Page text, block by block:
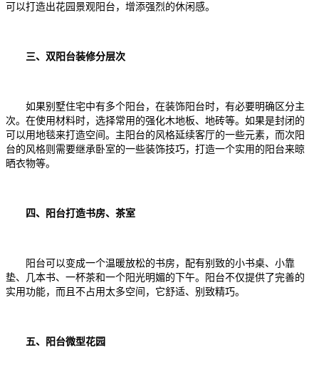
可以打造出花园景观阳台，增添强烈的休闲感。
三、双阳台装修分层次
如果别墅住宅中有多个阳台，在装饰阳台时，有必要明确区分主
次。在使用材料时，选择常用的强化木地板、地砖等。如果是封闭的
可以用地毯来打造空间。主阳台的风格延续客厅的一些元素，而次阳
台的风格则需要继承卧室的一些装饰技巧，打造一个实用的阳台来晾
晒衣物等。
四、阳台打造书房、茶室
阳台可以变成一个温暖放松的书房，配有别致的小书桌、小靠
垫、几本书、一杯茶和一个阳光明媚的下午。阳台不仅提供了完善的
实用功能，而且不占用太多空间，它舒适、别致精巧。
五、阳台微型花园